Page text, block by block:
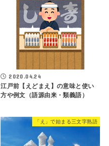
2020.04.24
江戸前【えどまえ】の意味と使い
方や例文（語源由来・類義語）
「え」で始まる三文字熟語